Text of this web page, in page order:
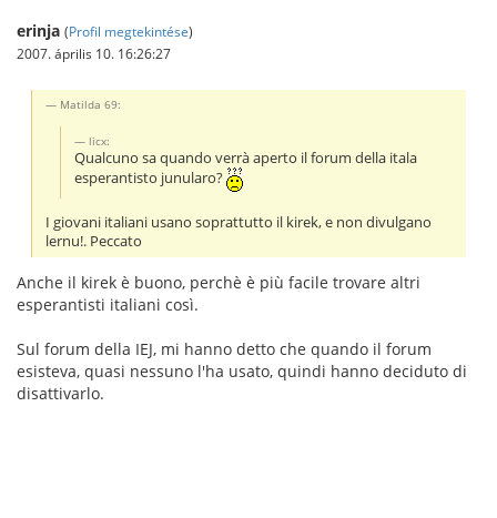
erinja (Profil megtekintése)
2007. április 10. 16:26:27
Matilda 69:
licx:
Qualcuno sa quando verrà aperto il forum della itala
esperantisto junularo?
I giovani italiani usano soprattutto il kirek, e non divulgano
lernu!. Peccato
Anche il kirek è buono, perchè è più facile trovare altri
esperantisti italiani così.
Sul forum della IEJ, mi hanno detto che quando il forum
esisteva, quasi nessuno l'ha usato, quindi hanno deciduto di
disattivarlo.